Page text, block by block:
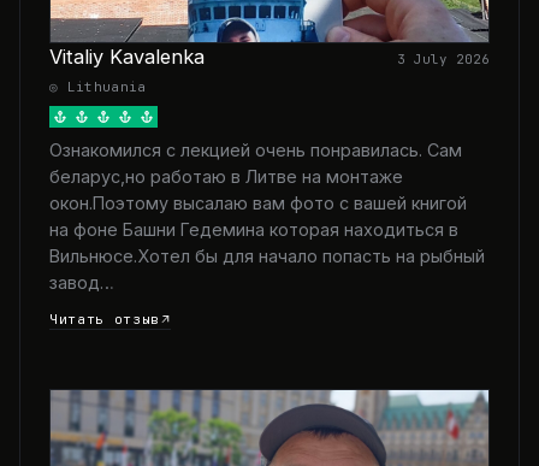
Vitaliy Kavalenka
3 July 2026
◎ Lithuania
Ознакомился с лекцией очень понравилась. Сам
беларус,но работаю в Литве на монтаже
окон.Поэтому высалаю вам фото с вашей книгой
на фоне Башни Гедемина которая находиться в
Вильнюсе.Хотел бы для начало попасть на рыбный
завод…
Читать отзыв